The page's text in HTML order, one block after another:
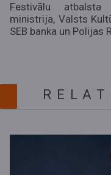
Festivālu atbalsta
ministrija, Valsts
SEB banka un Polijas